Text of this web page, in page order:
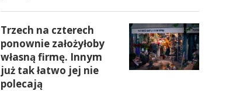
Trzech na czterech
ponownie założyłoby
własną firmę. Innym
już tak łatwo jej nie
polecają